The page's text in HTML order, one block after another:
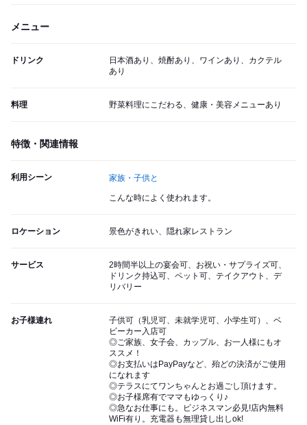
メニュー
ドリンク
日本酒あり、焼酎あり、ワインあり、カクテル
あり
料理 野菜料理にこだわる、健康・美容メニューあり
特徴・関連情報
利用シーン 家族・子供と
こんな時によく使われます。
ロケーション 景色がきれい、隠れ家レストラン
サービス
2時間半以上の宴会可、お祝い・サプライズ可、
ドリンク持込可、ペット可、テイクアウト、デ
リバリー
お子様連れ
子供可（乳児可、未就学児可、小学生可）、ベ
ビーカー入店可
◎ご家族、女子会、カップル、お一人様にもオ
ススメ！
◎お支払いはPayPayなど、殆どの決済がご使用
になれます
◎テラスにてワンちゃんとお過ごし頂けます。
◎お子様席有でママもゆっくり♪
◎急なお仕事にも。ビジネスマン必見!店内無料
WiFi有り。充電器も無理貸し出しok!